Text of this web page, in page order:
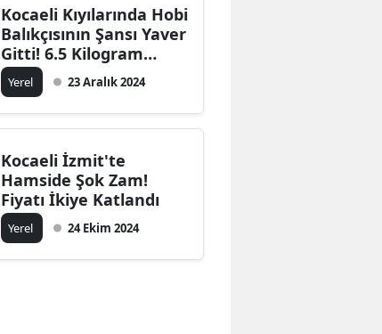
Diyarbakır
Edirne
Elazığ
Erzurum
Eskişehir
Gaziantep
Kocaeli Kıyılarında Hobi
Balıkçısının Şansı Yaver
Gitti! 6.5 Kilogram
Ağırlığında 2 Kırlangıç
Balığı Yakaladı
Yerel 23 Aralık 2024
Kocaeli İzmit'te
Hamside Şok Zam!
Fiyatı İkiye Katlandı
Yerel 24 Ekim 2024